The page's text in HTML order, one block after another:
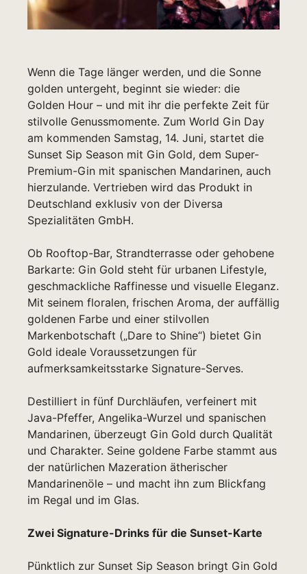
Wenn die Tage länger werden, und die Sonne
golden untergeht, beginnt sie wieder: die
Golden Hour – und mit ihr die perfekte Zeit für
stilvolle Genussmomente. Zum World Gin Day
am kommenden Samstag, 14. Juni, startet die
Sunset Sip Season mit Gin Gold, dem Super-
Premium-Gin mit spanischen Mandarinen, auch
hierzulande. Vertrieben wird das Produkt in
Deutschland exklusiv von der Diversa
Spezialitäten GmbH.
Ob Rooftop-Bar, Strandterrasse oder gehobene
Barkarte: Gin Gold steht für urbanen Lifestyle,
geschmackliche Raffinesse und visuelle Eleganz.
Mit seinem floralen, frischen Aroma, der auffällig
goldenen Farbe und einer stilvollen
Markenbotschaft („Dare to Shine“) bietet Gin
Gold ideale Voraussetzungen für
aufmerksamkeitsstarke Signature-Serves.
Destilliert in fünf Durchläufen, verfeinert mit
Java-Pfeffer, Angelika-Wurzel und spanischen
Mandarinen, überzeugt Gin Gold durch Qualität
und Charakter. Seine goldene Farbe stammt aus
der natürlichen Mazeration ätherischer
Mandarinenöle – und macht ihn zum Blickfang
im Regal und im Glas.
Zwei Signature-Drinks für die Sunset-Karte
Pünktlich zur Sunset Sip Season bringt Gin Gold